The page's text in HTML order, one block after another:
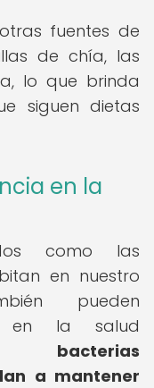
fuentes de
de chía, las
lo que brinda
siguen dietas
en la
como las
en nuestro
pueden
en la salud
bacterias
a mantener